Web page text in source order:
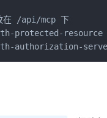
在 /api/mcp 下
protected-resource
authorization-